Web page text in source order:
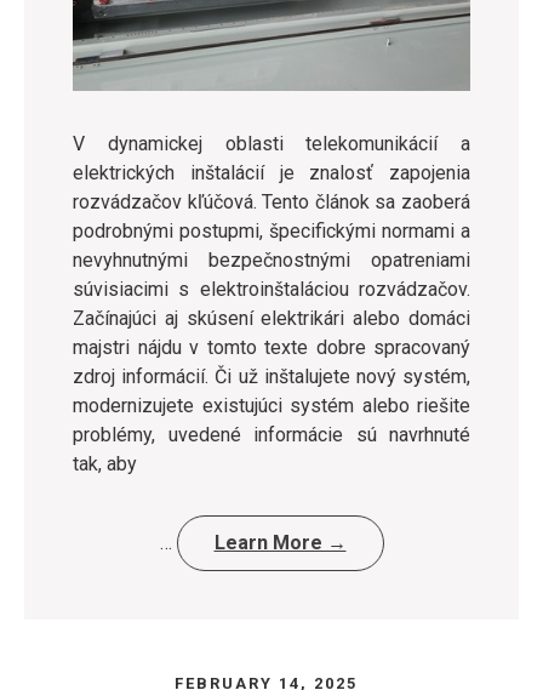
V dynamickej oblasti telekomunikácií a
elektrických inštalácií je znalosť zapojenia
rozvádzačov kľúčová. Tento článok sa zaoberá
podrobnými postupmi, špecifickými normami a
nevyhnutnými bezpečnostnými opatreniami
súvisiacimi s elektroinštaláciou rozvádzačov.
Začínajúci aj skúsení elektrikári alebo domáci
majstri nájdu v tomto texte dobre spracovaný
zdroj informácií. Či už inštalujete nový systém,
modernizujete existujúci systém alebo riešite
problémy, uvedené informácie sú navrhnuté
tak, aby
… Learn More →
FEBRUARY 14, 2025